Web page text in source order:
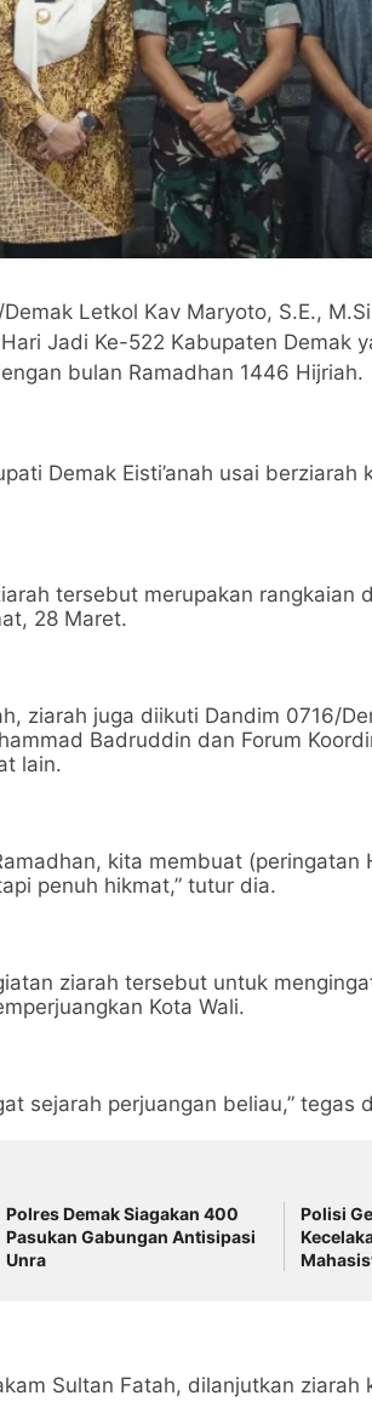
Letkol Kav Maryoto, S.E.,
Jadi Ke-522 Kabupaten Demak
bulan Ramadhan 1446 Hijriah.
Demak Eisti’anah usai berziarah
tersebut merupakan rangkaian
28 Maret.
ziarah juga diikuti Dandim 0716/
Badruddin dan Forum
lain.
kita membuat (peringatan
penuh hikmat,” tutur dia.
ziarah tersebut untuk
Kota Wali.
sejarah perjuangan beliau,” tegas
Polres Demak Siagakan 400
Pasukan Gabungan Antisipasi
Unra
Polisi
Sultan Fatah, dilanjutkan ziarah